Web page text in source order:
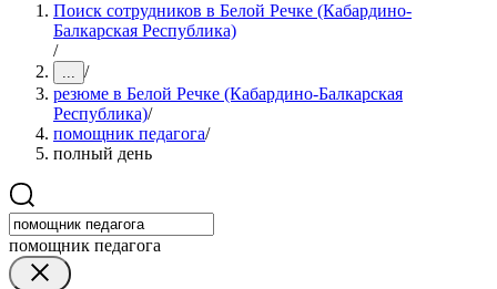
Поиск сотрудников в Белой Речке (Кабардино-
Балкарская Республика)
/
... /
резюме в Белой Речке (Кабардино-Балкарская
Республика)/
помощник педагога/
полный день
помощник педагога